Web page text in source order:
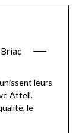
Briac
leurs
Attell.
le